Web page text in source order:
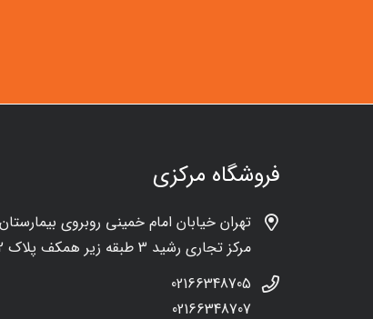
فروشگاه مرکزی
تهران خیابان امام خمینی روبروی
مرکز تجاری رشید 3 طبقه زیر همکف پلاک 12
02166348705
02166348707